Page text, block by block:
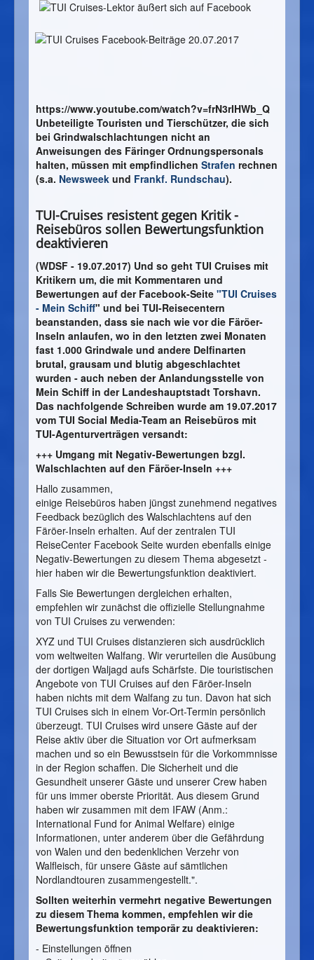
https://www.youtube.com/watch?v=frN3rIHWb_Q
Unbeteiligte Touristen und Tierschützer, die sich
bei Grindwalschlachtungen nicht an
Anweisungen des Färinger Ordnungspersonals
halten, müssen mit empfindlichen Strafen rechnen
(s.a. Newsweek und Frankf. Rundschau).
TUI-Cruises resistent gegen Kritik -
Reisebüros sollen Bewertungsfunktion
deaktivieren
(WDSF - 19.07.2017) Und so geht TUI Cruises mit
Kritikern um, die mit Kommentaren und
Bewertungen auf der Facebook-Seite "TUI Cruises
- Mein Schiff" und bei TUI-Reisecentern
beanstanden, dass sie nach wie vor die Färöer-
Inseln anlaufen, wo in den letzten zwei Monaten
fast 1.000 Grindwale und andere Delfinarten
brutal, grausam und blutig abgeschlachtet
wurden - auch neben der Anlandungsstelle von
Mein Schiff in der Landeshauptstadt Torshavn.
Das nachfolgende Schreiben wurde am 19.07.2017
vom TUI Social Media-Team an Reisebüros mit
TUI-Agenturverträgen versandt:
+++ Umgang mit Negativ-Bewertungen bzgl.
Walschlachten auf den Färöer-Inseln +++
Hallo zusammen,
einige Reisebüros haben jüngst zunehmend negatives
Feedback bezüglich des Walschlachtens auf den
Färöer-Inseln erhalten. Auf der zentralen TUI
ReiseCenter Facebook Seite wurden ebenfalls einige
Negativ-Bewertungen zu diesem Thema abgesetzt -
hier haben wir die Bewertungsfunktion deaktiviert.
Falls Sie Bewertungen dergleichen erhalten,
empfehlen wir zunächst die offizielle Stellungnahme
von TUI Cruises zu verwenden:
XYZ und TUI Cruises distanzieren sich ausdrücklich
vom weltweiten Walfang. Wir verurteilen die Ausübung
der dortigen Waljagd aufs Schärfste. Die touristischen
Angebote von TUI Cruises auf den Färöer-Inseln
haben nichts mit dem Walfang zu tun. Davon hat sich
TUI Cruises sich in einem Vor-Ort-Termin persönlich
überzeugt. TUI Cruises wird unsere Gäste auf der
Reise aktiv über die Situation vor Ort aufmerksam
machen und so ein Bewusstsein für die Vorkommnisse
in der Region schaffen. Die Sicherheit und die
Gesundheit unserer Gäste und unserer Crew haben
für uns immer oberste Priorität. Aus diesem Grund
haben wir zusammen mit dem IFAW (Anm.:
International Fund for Animal Welfare) einige
Informationen, unter anderem über die Gefährdung
von Walen und den bedenklichen Verzehr von
Walfleisch, für unsere Gäste auf sämtlichen
Nordlandtouren zusammengestellt.".
Sollten weiterhin vermehrt negative Bewertungen
zu diesem Thema kommen, empfehlen wir die
Bewertungsfunktion temporär zu deaktivieren:
- Einstellungen öffnen